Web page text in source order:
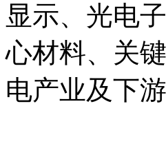
显示、光电
心材料、关
电产业及下